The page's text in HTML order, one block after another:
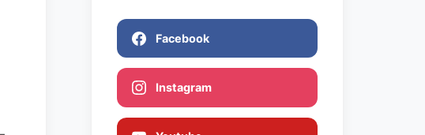
Facebook
Instagram